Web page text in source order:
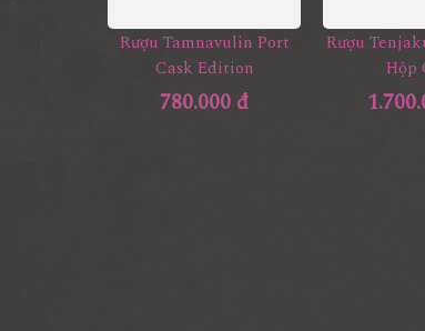
Rượu Tamnavulin Port
Cask Edition
780.000 đ
Rượu
Hộp